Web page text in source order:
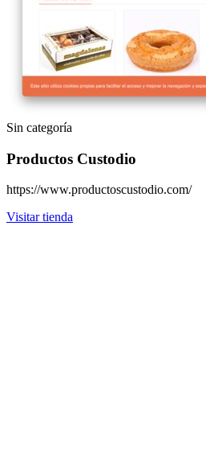
Sin categoría
Productos Custodio
https://www.productoscustodio.com/
Visitar tienda